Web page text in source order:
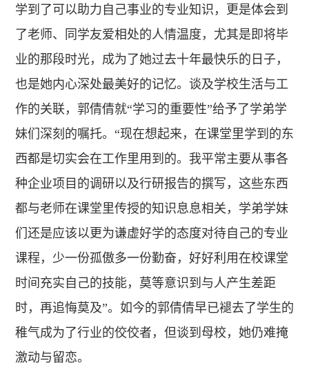
学到了可以助力自己事业的专业知识，更是体会到
了老师、同学友爱相处的人情温度，尤其是即将毕
业的那段时光，成为了她过去十年最快乐的日子，
也是她内心深处最美好的记忆。谈及学校生活与工
作的关联，郭倩倩就“学习的重要性”给予了学弟学
妹们深刻的嘱托。“现在想起来，在课堂里学到的东
西都是切实会在工作里用到的。我平常主要从事各
种企业项目的调研以及行研报告的撰写，这些东西
都与老师在课堂里传授的知识息息相关，学弟学妹
们还是应该以更为谦虚好学的态度对待自己的专业
课程，少一份孤傲多一份勤奋，好好利用在校课堂
时间充实自己的技能，莫等意识到与人产生差距
时，再追悔莫及”。如今的郭倩倩早已褪去了学生的
稚气成为了行业的佼佼者，但谈到母校，她仍难掩
激动与留恋。